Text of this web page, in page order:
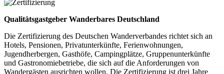
Qualitätsgastgeber Wanderbares Deutschland
Die Zertifizierung des Deutschen Wanderverbandes richtet sich an
Hotels, Pensionen, Privatunterkünfte, Ferienwohnungen,
Jugendherbergen, Gasthöfe, Campingplätze, Gruppenunterkünfte
und Gastronomiebetriebe, die sich auf die Anforderungen von
Wandergästen ausrichten wollen. Die Zertifizierung ist drei Jahre